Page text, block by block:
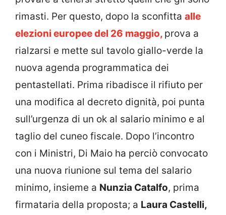
rimasti. Per questo, dopo la sconfitta alle
elezioni europee del 26 maggio, prova a
rialzarsi e mette sul tavolo giallo-verde la
nuova agenda programmatica dei
pentastellati. Prima ribadisce il rifiuto per
una modifica al decreto dignità, poi punta
sull’urgenza di un ok al salario minimo e al
taglio del cuneo fiscale. Dopo l’incontro
con i Ministri, Di Maio ha perciò convocato
una nuova riunione sul tema del salario
minimo, insieme a Nunzia Catalfo, prima
firmataria della proposta; a Laura Castelli,